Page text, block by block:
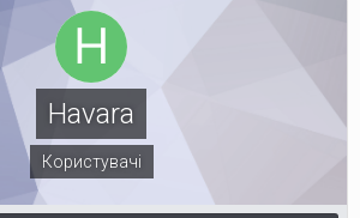
Havara
Користувачі